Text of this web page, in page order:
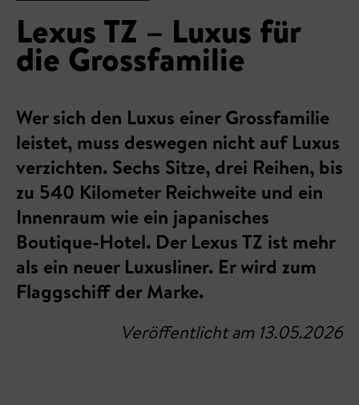
Lexus TZ – Luxus für
die Grossfamilie
Wer sich den Luxus einer Grossfamilie
leistet, muss deswegen nicht auf Luxus
verzichten. Sechs Sitze, drei Reihen, bis
zu 540 Kilometer Reichweite und ein
Innenraum wie ein japanisches
Boutique-Hotel. Der Lexus TZ ist mehr
als ein neuer Luxusliner. Er wird zum
Flaggschiff der Marke.
Veröffentlicht am 13.05.2026